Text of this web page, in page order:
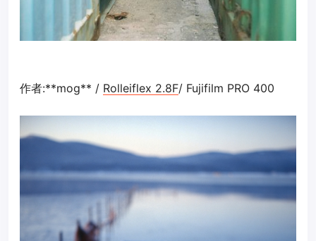
作者:**mog** / Rolleiflex 2.8F/ Fujifilm PRO 400